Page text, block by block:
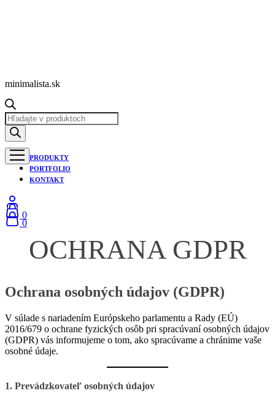
minimalista.sk
Products
search
PRODUKTY
PORTFOLIO
KONTAKT
0
0
OCHRANA GDPR
Ochrana osobných údajov (GDPR)
V súlade s nariadením Európskeho parlamentu a Rady (EÚ)
2016/679 o ochrane fyzických osôb pri spracúvaní osobných údajov
(GDPR) vás informujeme o tom, ako spracúvame a chránime vaše
osobné údaje.
1. Prevádzkovateľ osobných údajov